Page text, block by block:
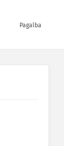
Pagalba